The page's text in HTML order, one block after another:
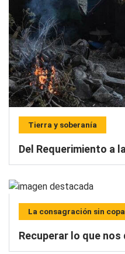
Tierra y soberanía
Del Requerimiento a
La consagración sin copa
Recuperar lo que